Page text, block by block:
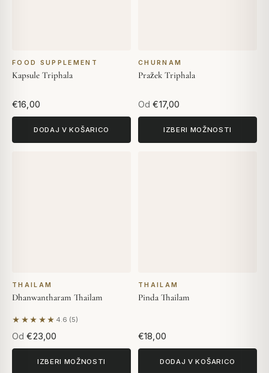
FOOD SUPPLEMENT
Kapsule Triphala
€16,00
DODAJ V KOŠARICO
CHURNAM
Pražek Triphala
Od €17,00
IZBERI MOŽNOSTI
THAILAM
Dhanwantharam Thailam
★★★★★ 4.6 (5)
Na podlagi 5 mnenj
Od €23,00
IZBERI MOŽNOSTI
THAILAM
Pinda Thailam
€18,00
DODAJ V KOŠARICO